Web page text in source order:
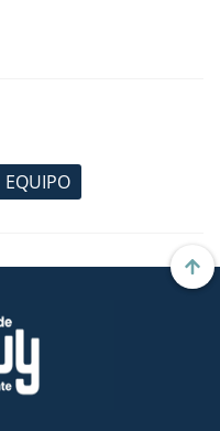
EQUIPO